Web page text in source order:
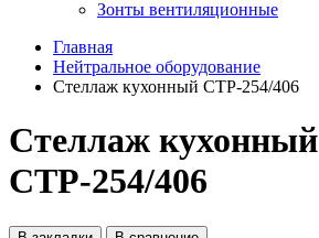
Зонты вентиляционные
Главная
Нейтральное оборудование
Стеллаж кухонный СТР-254/406
Стеллаж кухонный
СТР-254/406